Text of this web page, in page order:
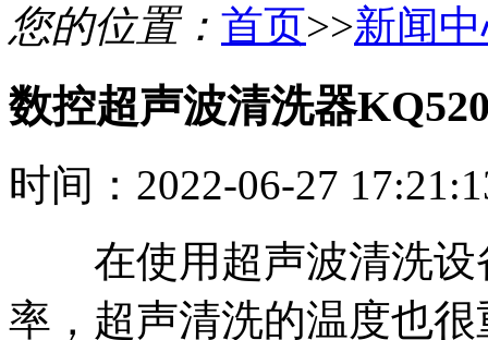
您的位置： 首页>>新闻
数控超声波清洗器
时间：2022-06-27
在使用超声波清洗设
率，超声清洗的温度也